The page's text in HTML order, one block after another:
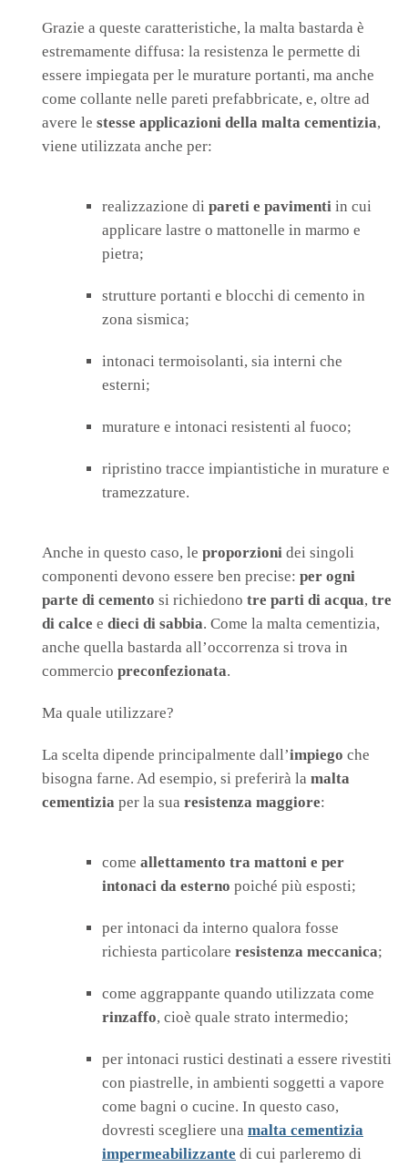
Grazie a queste caratteristiche, la malta bastarda è
estremamente diffusa: la resistenza le permette di
essere impiegata per le murature portanti, ma anche
come collante nelle pareti prefabbricate, e, oltre ad
avere le stesse applicazioni della malta cementizia,
viene utilizzata anche per:
realizzazione di pareti e pavimenti in cui
applicare lastre o mattonelle in marmo e
pietra;
strutture portanti e blocchi di cemento in
zona sismica;
intonaci termoisolanti, sia interni che
esterni;
murature e intonaci resistenti al fuoco;
ripristino tracce impiantistiche in murature e
tramezzature.
Anche in questo caso, le proporzioni dei singoli
componenti devono essere ben precise: per ogni
parte di cemento si richiedono tre parti di acqua, tre
di calce e dieci di sabbia. Come la malta cementizia,
anche quella bastarda all’occorrenza si trova in
commercio preconfezionata.
Ma quale utilizzare?
La scelta dipende principalmente dall’impiego che
bisogna farne. Ad esempio, si preferirà la malta
cementizia per la sua resistenza maggiore:
come allettamento tra mattoni e per
intonaci da esterno poiché più esposti;
per intonaci da interno qualora fosse
richiesta particolare resistenza meccanica;
come aggrappante quando utilizzata come
rinzaffo, cioè quale strato intermedio;
per intonaci rustici destinati a essere rivestiti
con piastrelle, in ambienti soggetti a vapore
come bagni o cucine. In questo caso,
dovresti scegliere una malta cementizia
impermeabilizzante di cui parleremo di